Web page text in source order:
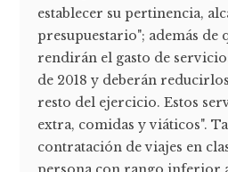
establecer su pertinencia,
presupuestario"; además de
rendirán el gasto de
de 2018 y deberán
resto del ejercicio. Estos
extra, comidas y viáticos".
contratación de viajes en